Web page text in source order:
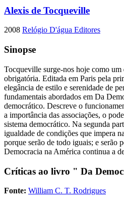
Alexis de Tocqueville
2008 Relógio D'água Editores
Sinopse
Tocqueville surge-nos hoje como
obrigatória. Editada em Paris pela
elegância de estilo e serenidade de
fundamentais abordados em Da
democrático. Descreve o
a importância das associações, o
sistema democrático. Na segunda
igualdade de condições que impera
porque serão de todo iguais; e serão
Democracia na América continua a
Críticas ao livro " Da
Fonte: William C. T. Rodrigues